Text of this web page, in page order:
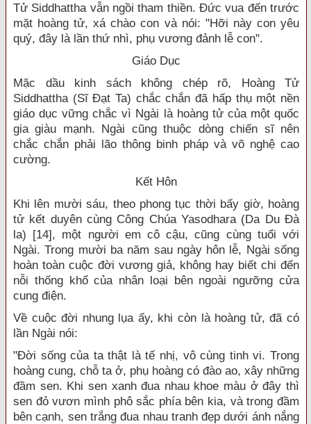
Tử Siddhattha vẫn ngồi tham thiền. Đức vua đến trước
mặt hoàng tử, xá chào con và nói: "Hỡi này con yêu
quý, đây là lần thứ nhì, phụ vương đảnh lễ con".
Giáo Dục
Mặc dầu kinh sách không chép rõ, Hoàng Tử
Siddhattha (Sĩ Đạt Ta) chắc chắn đã hấp thụ một nền
giáo dục vững chắc vì Ngài là hoàng tử của một quốc
gia giàu mạnh. Ngài cũng thuộc dòng chiến sĩ nên
chắc chắn phải lão thông binh pháp và võ nghệ cao
cường.
Kết Hôn
Khi lên mười sáu, theo phong tục thời bấy giờ, hoàng
tử kết duyên cùng Công Chúa Yasodhara (Da Du Đà
la) [14], một người em cô cậu, cũng cùng tuổi với
Ngài. Trong mười ba năm sau ngày hôn lễ, Ngài sống
hoàn toàn cuộc đời vương giả, không hay biết chi đến
nỗi thống khổ của nhân loại bên ngoài ngưỡng cửa
cung điện.
Về cuộc đời nhung lụa ấy, khi còn là hoàng tử, đã có
lần Ngài nói:
"Đời sống của ta thật là tế nhị, vô cùng tinh vi. Trong
hoàng cung, chỗ ta ở, phụ hoàng có đào ao, xây những
đầm sen. Khi sen xanh đua nhau khoe màu ở đây thì
sen đỏ vươn mình phô sắc phía bên kia, và trong đầm
bên cạnh, sen trắng đua nhau tranh đẹp dưới ánh nắng